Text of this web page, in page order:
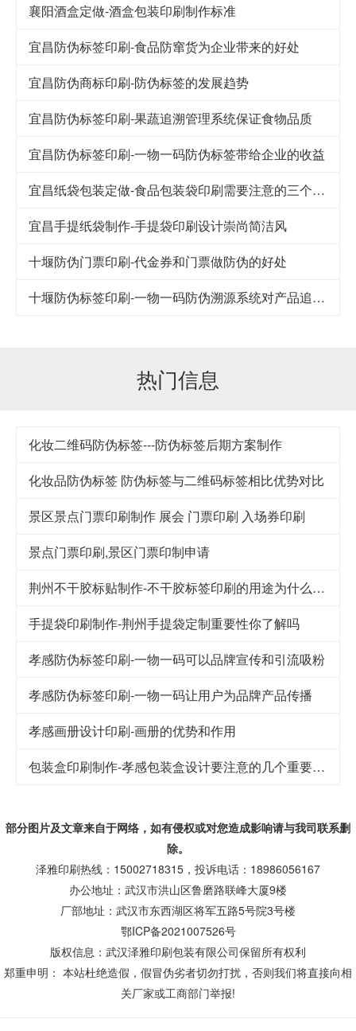
襄阳酒盒定做-酒盒包装印刷制作标准
宜昌防伪标签印刷-食品防窜货为企业带来的好处
宜昌防伪商标印刷-防伪标签的发展趋势
宜昌防伪标签印刷-果蔬追溯管理系统保证食物品质
宜昌防伪标签印刷-一物一码防伪标签带给企业的收益
宜昌纸袋包装定做-食品包装袋印刷需要注意的三个细节
宜昌手提纸袋制作-手提袋印刷设计崇尚简洁风
十堰防伪门票印刷-代金券和门票做防伪的好处
十堰防伪标签印刷-一物一码防伪溯源系统对产品追踪到底
热门信息
化妆二维码防伪标签---防伪标签后期方案制作
化妆品防伪标签 防伪标签与二维码标签相比优势对比
景区景点门票印刷制作 展会 门票印刷 入场券印刷
景点门票印刷,景区门票印制申请
荆州不干胶标贴制作-不干胶标签印刷的用途为什么这么广泛
手提袋印刷制作-荆州手提袋定制重要性你了解吗
孝感防伪标签印刷-一物一码可以品牌宣传和引流吸粉
孝感防伪标签印刷-一物一码让用户为品牌产品传播
孝感画册设计印刷-画册的优势和作用
包装盒印刷制作-孝感包装盒设计要注意的几个重要因素
部分图片及文章来自于网络，如有侵权或对您造成影响请与我司联系删
除。
泽雅印刷热线：15002718315，投诉电话：18986056167
办公地址：武汉市洪山区鲁磨路联峰大厦9楼
厂部地址：武汉市东西湖区将军五路5号院3号楼
鄂ICP备2021007526号
版权信息：武汉泽雅印刷包装有限公司保留所有权利
郑重申明： 本站杜绝造假，假冒伪劣者切勿打扰，否则我们将直接向相
关厂家或工商部门举报!